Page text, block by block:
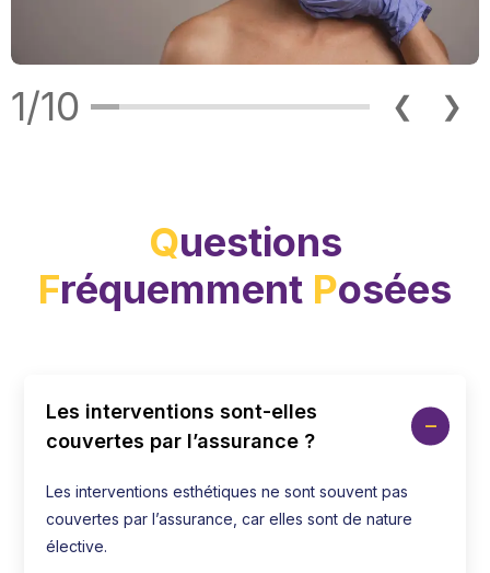
1/10 ❮ ❯
Questions
Fréquemment Posées
Les interventions sont-elles
couvertes par l’assurance ?
Les interventions esthétiques ne sont souvent pas
couvertes par l’assurance, car elles sont de nature
élective.